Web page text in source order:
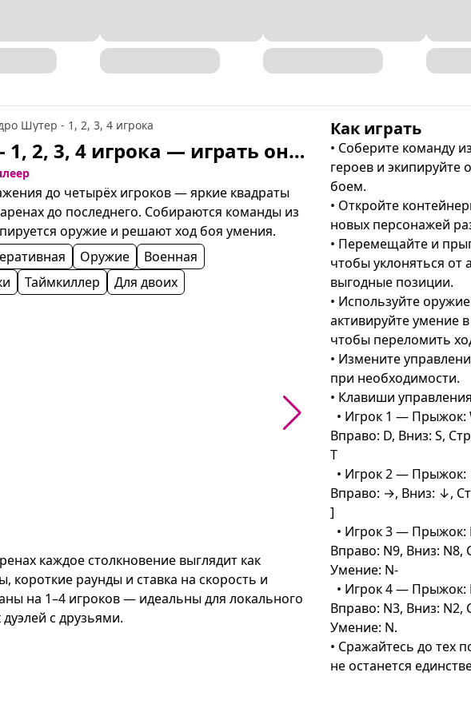
Шутер - 1, 2, 3, 4 игрока
Квадро Шутер - 1, 2, 3, 4 игрока — играть онлайн бесплатно
до четырёх игроков — яркие квадраты
до последнего. Собираются команды из
оружие и решают ход боя умения.
Оружие
Военная
Таймкиллер Для двоих
Как играть
• Соберите команду
героев и экипируйте
боем.
• Откройте
новых персонажей
• Перемещайте и
чтобы уклоняться от
выгодные позиции.
• Используйте
активируйте умение
чтобы переломить
• Измените
при необходимости.
• Клавиши
Вправо: D, Вниз: S,
T
Вправо: →, Вниз: ↓,
]
Вправо: N9, Вниз: N8,
Умение: N-
Вправо: N3, Вниз: N2,
Умение: N.
• Сражайтесь до тех
не останется
каждое столкновение выглядит как
короткие раунды и ставка на скорость и
на 1–4 игроков — идеальны для локального
с друзьями.
и отличаются редкостью, оружие
тот, кто лучше уклоняется, использует